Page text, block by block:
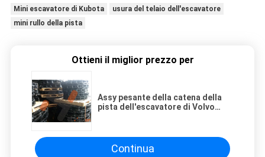
Mini escavatore di Kubota
usura del telaio dell'escavatore
mini rullo della pista
Ottieni il miglior prezzo per
Assy pesante della catena della
pista dell'escavatore di Volvo
Continua